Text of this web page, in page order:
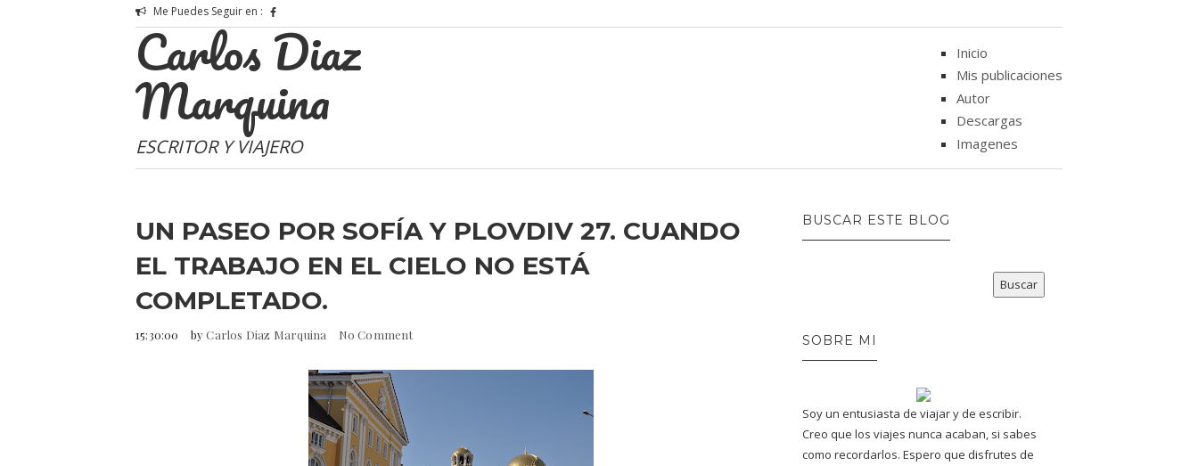
Me Puedes Seguir en :
Carlos Diaz
Marquina
ESCRITOR Y VIAJERO
Inicio
Mis publicaciones
Autor
Descargas
Imagenes
UN PASEO POR SOFÍA Y PLOVDIV 27. CUANDO
EL TRABAJO EN EL CIELO NO ESTÁ
COMPLETADO.
15:30:00 byCarlos Diaz Marquina No Comment
BUSCAR ESTE BLOG
SOBRE MI
Soy un entusiasta de viajar y de escribir.
Creo que los viajes nunca acaban, si sabes
como recordarlos. Espero que disfrutes de